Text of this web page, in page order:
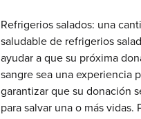
Refrigerios salados: una
saludable de refrigerios
ayudar a que su próxima
sangre sea una experiencia
garantizar que su donación
para salvar una o más vidas.